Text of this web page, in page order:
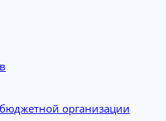
бюджетной организации